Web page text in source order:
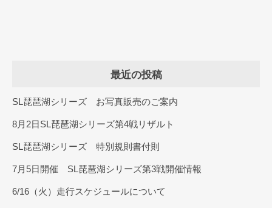
最近の投稿
SL琵琶湖シリーズ お写真販売のご案内
8月2日SL琵琶湖シリーズ第4戦リザルト
SL琵琶湖シリーズ 特別規則書付則
7月5日開催 SL琵琶湖シリーズ第3戦開催情報
6/16（火）走行スケジュールについて